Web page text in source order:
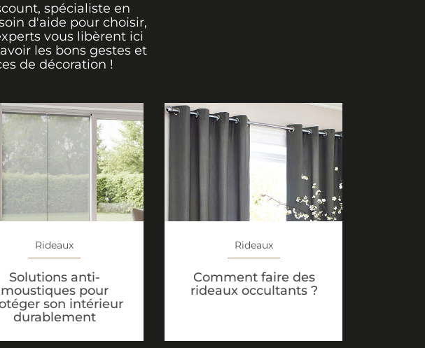
spécialiste en
d'aide pour choisir,
vous libèrent ici
les bons gestes et
de décoration !
Rideaux
Solutions anti-
moustiques pour
son intérieur
durablement
Rideaux
Comment faire des
rideaux occultants ?